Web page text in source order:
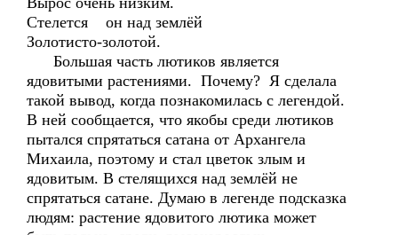
Стелется он над землёй
Золотисто-золотой.
Большая часть лютиков является
ядовитыми растениями. Почему? Я сделала
такой вывод, когда познакомилась с легендой.
В ней сообщается, что якобы среди лютиков
пытался спрятаться сатана от Архангела
Михаила, поэтому и стал цветок злым и
ядовитым. В стелящихся над землёй не
спрятаться сатане. Думаю в легенде подсказка
людям: растение ядовитого лютика может